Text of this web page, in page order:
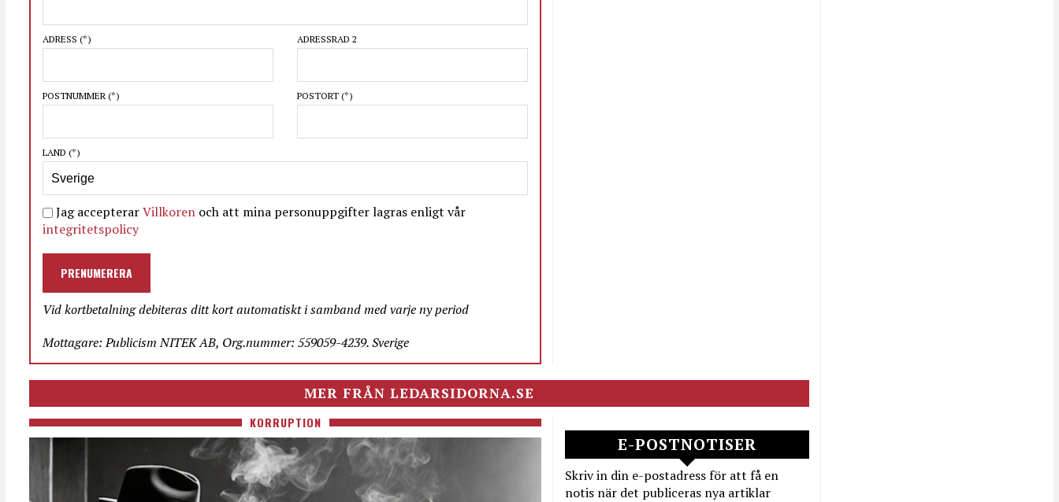
ADRESS (*) ADRESSRAD 2
POSTNUMMER (*) POSTORT (*)
LAND (*)
Jag accepterarVillkoren och att mina personuppgifter lagras enligt vår
integritetspolicy
PRENUMERERA
Vid kortbetalning debiteras ditt kort automatiskt i samband med varje ny period
Mottagare: Publicism NITEK AB, Org.nummer: 559059-4239. Sverige
MER FRÅN LEDARSIDORNA.SE
KORRUPTION
E-POSTNOTISER
Skriv in din e-postadress för att få en
notis när det publiceras nya artiklar